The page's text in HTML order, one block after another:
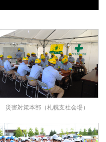
災害対策本部（札幌支社会場）